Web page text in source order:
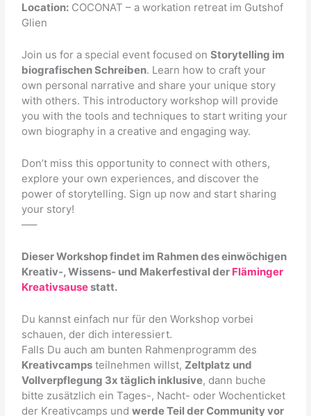
Location: COCONAT – a workation retreat im Gutshof
Glien
Join us for a special event focused onStorytelling im
biografischen Schreiben. Learn how to craft your
own personal narrative and share your unique story
with others. This introductory workshop will provide
you with the tools and techniques to start writing your
own biography in a creative and engaging way.
Don’t miss this opportunity to connect with others,
explore your own experiences, and discover the
power of storytelling. Sign up now and start sharing
your story!
—–
Dieser Workshop findet im Rahmen des einwöchigen
Kreativ-, Wissens- und Makerfestival der Fläminger
Kreativsausestatt.
Du kannst einfach nur für den Workshop vorbei
schauen, der dich interessiert.
Falls Du auch am bunten Rahmenprogramm des
Kreativcamps teilnehmen willst, Zeltplatz und
Vollverpflegung 3x täglich inklusive, dann buche
bitte zusätzlich ein Tages-, Nacht- oder Wochenticket
der Kreativcamps undwerde Teil der Community vor